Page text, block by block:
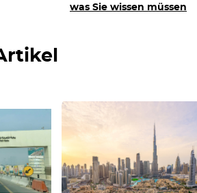
was Sie wissen müssen